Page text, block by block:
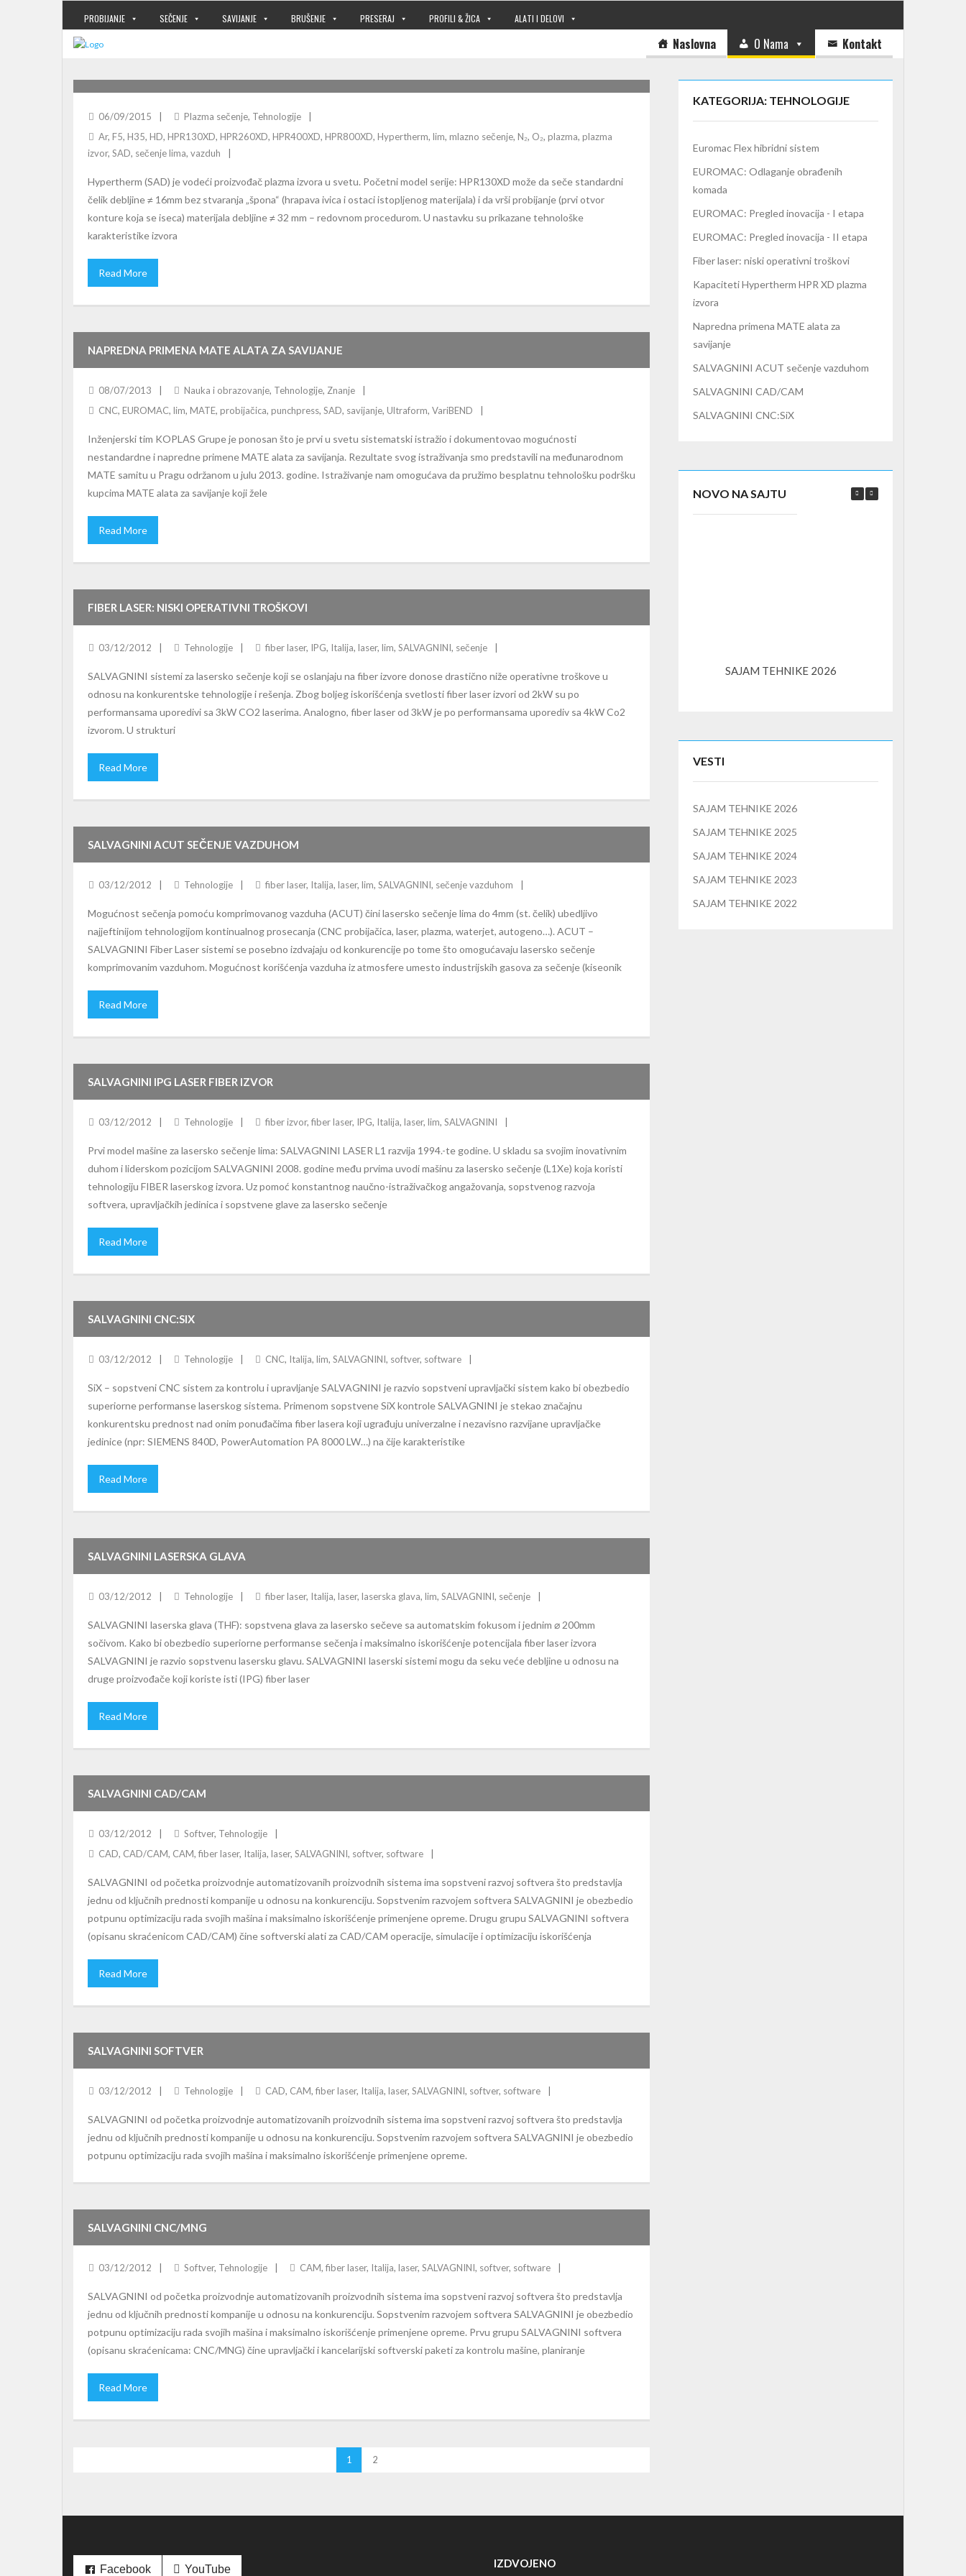
PROBIJANJE SEČENJE SAVIJANJE BRUŠENJE PRESERAJ PROFILI & ŽICA ALATI I DELOVI
Naslovna O Nama Kontakt
06/09/2015 Plazma sečenje, Tehnologije
Ar, F5, H35, HD, HPR130XD, HPR260XD, HPR400XD, HPR800XD, Hypertherm, lim, mlazno sečenje, N₂, O₂, plazma, plazma
izvor, SAD, sečenje lima, vazduh
Hypertherm (SAD) je vodeći proizvođač plazma izvora u svetu. Početni model serije: HPR130XD može da seče standardni
čelik debljine ≠ 16mm bez stvaranja „špona“ (hrapava ivica i ostaci istopljenog materijala) i da vrši probijanje (prvi otvor
konture koja se iseca) materijala debljine ≠ 32 mm – redovnom procedurom. U nastavku su prikazane tehnološke
karakteristike izvora
Read More
NAPREDNA PRIMENA MATE ALATA ZA SAVIJANJE
08/07/2013 Nauka i obrazovanje, Tehnologije, Znanje
CNC, EUROMAC, lim, MATE, probijačica, punchpress, SAD, savijanje, Ultraform, VariBEND
Inženjerski tim KOPLAS Grupe je ponosan što je prvi u svetu sistematski istražio i dokumentovao mogućnosti
nestandardne i napredne primene MATE alata za savijanja. Rezultate svog istraživanja smo predstavili na međunarodnom
MATE samitu u Pragu održanom u julu 2013. godine. Istraživanje nam omogućava da pružimo besplatnu tehnološku podršku
kupcima MATE alata za savijanje koji žele
Read More
FIBER LASER: NISKI OPERATIVNI TROŠKOVI
03/12/2012 Tehnologije fiber laser, IPG, Italija, laser, lim, SALVAGNINI, sečenje
SALVAGNINI sistemi za lasersko sečenje koji se oslanjaju na fiber izvore donose drastično niže operativne troškove u
odnosu na konkurentske tehnologije i rešenja. Zbog boljeg iskorišćenja svetlosti fiber laser izvori od 2kW su po
performansama uporedivi sa 3kW CO2 laserima. Analogno, fiber laser od 3kW je po performansama uporediv sa 4kW Co2
izvorom. U strukturi
Read More
SALVAGNINI ACUT SEČENJE VAZDUHOM
03/12/2012 Tehnologije fiber laser, Italija, laser, lim, SALVAGNINI, sečenje vazduhom
Mogućnost sečenja pomoću komprimovanog vazduha (ACUT) čini lasersko sečenje lima do 4mm (st. čelik) ubedljivo
najjeftinijom tehnologijom kontinualnog prosecanja (CNC probijačica, laser, plazma, waterjet, autogeno…). ACUT –
SALVAGNINI Fiber Laser sistemi se posebno izdvajaju od konkurencije po tome što omogućavaju lasersko sečenje
komprimovanim vazduhom. Mogućnost korišćenja vazduha iz atmosfere umesto industrijskih gasova za sečenje (kiseonik
Read More
SALVAGNINI IPG LASER FIBER IZVOR
03/12/2012 Tehnologije fiber izvor, fiber laser, IPG, Italija, laser, lim, SALVAGNINI
Prvi model mašine za lasersko sečenje lima: SALVAGNINI LASER L1 razvija 1994.-te godine. U skladu sa svojim inovativnim
duhom i liderskom pozicijom SALVAGNINI 2008. godine među prvima uvodi mašinu za lasersko sečenje (L1Xe) koja koristi
tehnologiju FIBER laserskog izvora. Uz pomoć konstantnog naučno-istraživačkog angažovanja, sopstvenog razvoja
softvera, upravljačkih jedinica i sopstvene glave za lasersko sečenje
Read More
SALVAGNINI CNC:SIX
03/12/2012 Tehnologije CNC, Italija, lim, SALVAGNINI, softver, software
SiX – sopstveni CNC sistem za kontrolu i upravljanje SALVAGNINI je razvio sopstveni upravljački sistem kako bi obezbedio
superiorne performanse laserskog sistema. Primenom sopstvene SiX kontrole SALVAGNINI je stekao značajnu
konkurentsku prednost nad onim ponuđačima fiber lasera koji ugrađuju univerzalne i nezavisno razvijane upravljačke
jedinice (npr: SIEMENS 840D, PowerAutomation PA 8000 LW…) na čije karakteristike
Read More
SALVAGNINI LASERSKA GLAVA
03/12/2012 Tehnologije fiber laser, Italija, laser, laserska glava, lim, SALVAGNINI, sečenje
SALVAGNINI laserska glava (THF): sopstvena glava za lasersko sečeve sa automatskim fokusom i jednim ⌀ 200mm
sočivom. Kako bi obezbedio superiorne performanse sečenja i maksimalno iskorišćenje potencijala fiber laser izvora
SALVAGNINI je razvio sopstvenu lasersku glavu. SALVAGNINI laserski sistemi mogu da seku veće debljine u odnosu na
druge proizvođače koji koriste isti (IPG) fiber laser
Read More
SALVAGNINI CAD/CAM
03/12/2012 Softver, Tehnologije
CAD, CAD/CAM, CAM, fiber laser, Italija, laser, SALVAGNINI, softver, software
SALVAGNINI od početka proizvodnje automatizovanih proizvodnih sistema ima sopstveni razvoj softvera što predstavlja
jednu od ključnih prednosti kompanije u odnosu na konkurenciju. Sopstvenim razvojem softvera SALVAGNINI je obezbedio
potpunu optimizaciju rada svojih mašina i maksimalno iskorišćenje primenjene opreme. Drugu grupu SALVAGNINI softvera
(opisanu skraćenicom CAD/CAM) čine softverski alati za CAD/CAM operacije, simulacije i optimizaciju iskorišćenja
Read More
SALVAGNINI SOFTVER
03/12/2012 Tehnologije CAD, CAM, fiber laser, Italija, laser, SALVAGNINI, softver, software
SALVAGNINI od početka proizvodnje automatizovanih proizvodnih sistema ima sopstveni razvoj softvera što predstavlja
jednu od ključnih prednosti kompanije u odnosu na konkurenciju. Sopstvenim razvojem softvera SALVAGNINI je obezbedio
potpunu optimizaciju rada svojih mašina i maksimalno iskorišćenje primenjene opreme.
SALVAGNINI CNC/MNG
03/12/2012 Softver, Tehnologije CAM, fiber laser, Italija, laser, SALVAGNINI, softver, software
SALVAGNINI od početka proizvodnje automatizovanih proizvodnih sistema ima sopstveni razvoj softvera što predstavlja
jednu od ključnih prednosti kompanije u odnosu na konkurenciju. Sopstvenim razvojem softvera SALVAGNINI je obezbedio
potpunu optimizaciju rada svojih mašina i maksimalno iskorišćenje primenjene opreme. Prvu grupu SALVAGNINI softvera
(opisanu skraćenicama: CNC/MNG) čine upravljački i kancelarijski softverski paketi za kontrolu mašine, planiranje
Read More
1 2
KATEGORIJA: TEHNOLOGIJE
Euromac Flex hibridni sistem
EUROMAC: Odlaganje obrađenih
komada
EUROMAC: Pregled inovacija - I etapa
EUROMAC: Pregled inovacija - II etapa
Fiber laser: niski operativni troškovi
Kapaciteti Hypertherm HPR XD plazma
izvora
Napredna primena MATE alata za
savijanje
SALVAGNINI ACUT sečenje vazduhom
SALVAGNINI CAD/CAM
SALVAGNINI CNC:SiX
NOVO NA SAJTU
SAJAM TEHNIKE 2026
VESTI
SAJAM TEHNIKE 2026
SAJAM TEHNIKE 2025
SAJAM TEHNIKE 2024
SAJAM TEHNIKE 2023
SAJAM TEHNIKE 2022
Facebook YouTube IZDVOJENO